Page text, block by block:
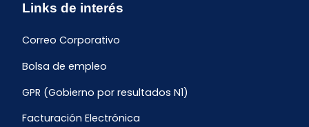
Links de interés
Correo Corporativo
Bolsa de empleo
GPR (Gobierno por resultados N1)
Facturación Electrónica